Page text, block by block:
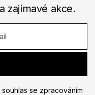
zajímavé akce.
se zpracováním